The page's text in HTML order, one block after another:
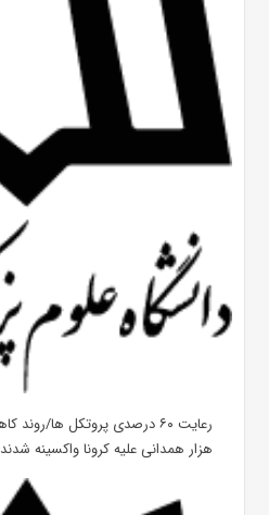
هزار همدانی علیه کرونا واکسینه شدند